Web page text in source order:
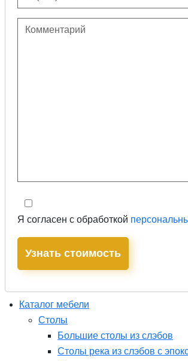
Я согласен с обработкой
Каталог мебели
Столы
Большие столы из слэбов
Столы река из слэбов с